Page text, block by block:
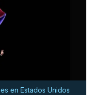
en Estados Unidos